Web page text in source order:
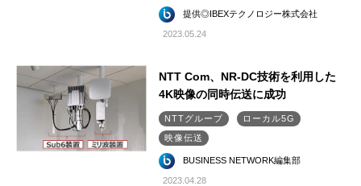
提供◎IBEXテクノロジー株式会社
2023.05.24
NTT Com、NR-DC技術を利用した
4K映像の同時伝送に成功
NTTグループ
ローカル5G
映像伝送
BUSINESS NETWORK編集部
2023.04.28